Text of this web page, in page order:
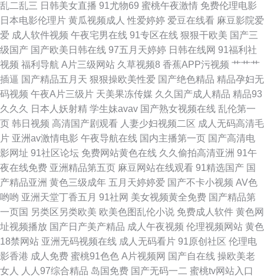
久热精品视频在线 日日撸亚洲视频
乱二乱三 日韩美女直播 91尤物69 蜜桃午夜激情 免费伦理电影
日本电影伦理片 黄瓜视频成人 性爱婷婷 爱豆在线看 麻豆影院爱
爱 成人软件视频 午夜宅男在线 91专区在线 狠狠干欧美 国产三
级国产 国产欧美日韩在线 97五月天婷婷 日韩在线网 91福利社
视频 福利导航 A片三级网站 久草视频8 香蕉APP污视频 艹艹艹
插逼 国产精品五月天 狠狠操欧美性爱 国产绝色精品 精品孕妇无
码视频 午夜A片三级片 天美果冻传媒 久久国产成人精品 精品93
久久久
日本人妖射精 学生妹avav 国产熟女视频在线 乱伦第一
页 韩日视频 高清国产剧观看 人妻少妇视频二区 成人无码高清毛
片 亚洲av激情电影 午夜导航在线 国内主播第一页 国产高清电
影网址 91社区论坛 免费网站黄色在线 久久偷拍高清亚洲 91午
夜在线免费 亚洲精品第五页 麻豆网站在线观看 91精选国产 国
产精品亚洲 黄色三级成年 五月天婷婷爱 国产不卡小视频 AV色
哟哟 亚洲天堂丁香五月 91社网 美女视频黄全免费 国产精品第
一页国 另类区另类欧美 欧美色图乱伦小说 免费成人软件 黄色网
址视频播放 国产日产美产精品 成人午夜视频 伦理视频网站 黄色
18禁网站 亚洲无码视频在线 成人无码看片 91原创社区 伦理电
影香港 成人免费 蜜桃91色色 A片视频网 国产自在线 操欧美老
女人
人人97综合精品 岛国免费 国产无码一二 蜜桃tv网站入口